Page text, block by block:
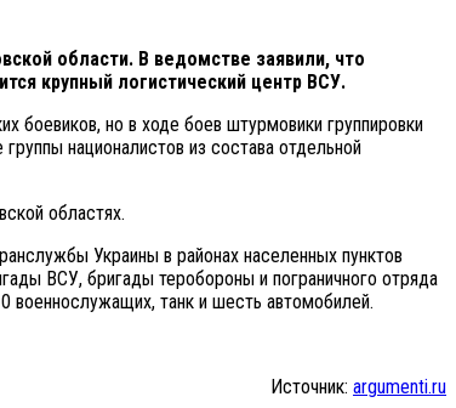
области. В ведомстве заявили, что
крупный логистический центр ВСУ.
боевиков, но в ходе боев штурмовики группировки
националистов из состава отдельной
областях.
Украины в районах населенных пунктов
ВСУ, бригады теробороны и пограничного отряда
военнослужащих, танк и шесть автомобилей.
Источник: argumenti.ru